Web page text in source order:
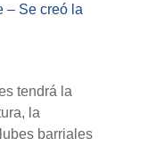
– Se creó la
tendrá la
la
barriales